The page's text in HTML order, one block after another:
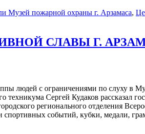
Музей пожарной охраны г. Арзамаса,
СЛАВЫ Г.
людей с ограничениями по слуху в
Сергей Кудаков рассказал
регионального отделения
спортивных событий, кубки, медали,